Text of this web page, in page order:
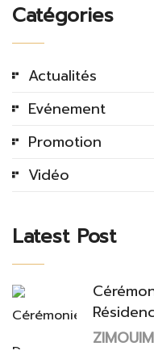
Catégories
Actualités
Evénement
Promotion
Vidéo
Latest Post